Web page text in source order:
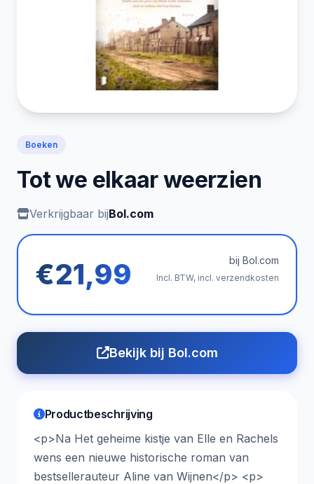
Boeken
Tot we elkaar weerzien
Verkrijgbaar bijBol.com
€21,99 bij Bol.com
Incl. BTW, incl. verzendkosten
Bekijk bij Bol.com
Productbeschrijving
<p>Na Het geheime kistje van Elle en Rachels
wens een nieuwe historische roman van
bestsellerauteur Aline van Wijnen</p> <p>